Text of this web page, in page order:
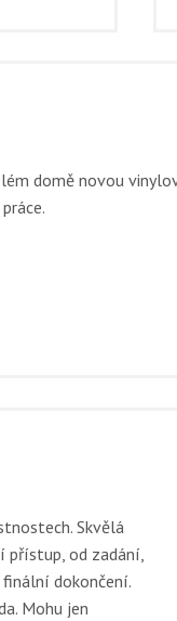
domě novou
Skvělá
přístup, od zadání,
dokončení.
Mohu jen